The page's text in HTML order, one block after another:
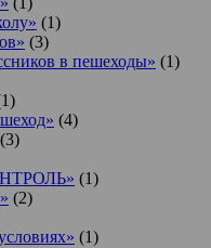
(1)
(3)
в пешеходы» (1)
(4)
(3)
(1)
(2)
(1)